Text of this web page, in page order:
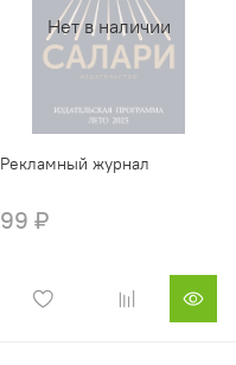
Нет в наличии
Рекламный журнал
99 ₽